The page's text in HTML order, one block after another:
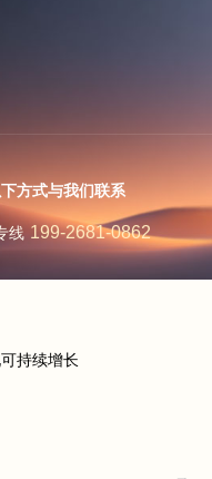
方式与我们联系
线 199-2681-0862
持续增长